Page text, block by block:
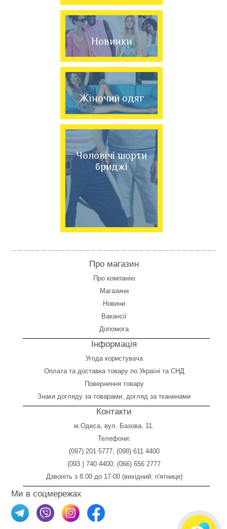
Новинки
Жіночий одяг
Чоловічі шорти
бриджі
Про магазин
Про компанію
Магазини
Новини
Вакансії
Допомога
Інформація
Угода користувача
Оплата та доставка товару по Україні та СНД
Повернення товару
Знаки догляду за товарами, догляд за тканинами
Контакти
м.Одеса, вул. Базова, 11.
Телефони:
(097) 201 5777; (098) 611 4400
(093 ) 740 4400; (066) 656 2777
Дзвоніть з 8.00 до 17-00 (вихідний: п'ятниця)
Ми в соцмережах